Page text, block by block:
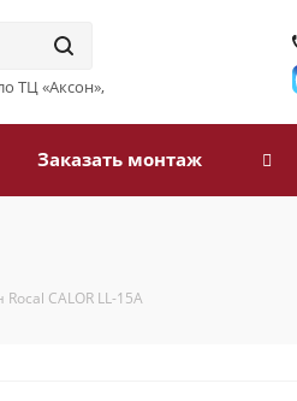
ТЦ «Аксон»,
Заказать монтаж
CALOR LL-15A